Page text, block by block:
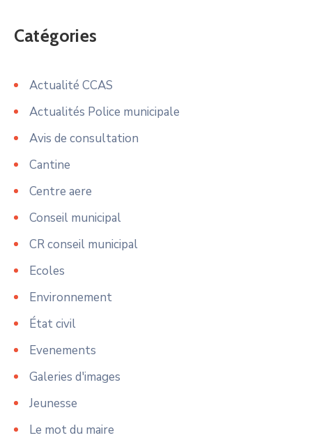
Catégories
Actualité CCAS
Actualités Police municipale
Avis de consultation
Cantine
Centre aere
Conseil municipal
CR conseil municipal
Ecoles
Environnement
État civil
Evenements
Galeries d'images
Jeunesse
Le mot du maire